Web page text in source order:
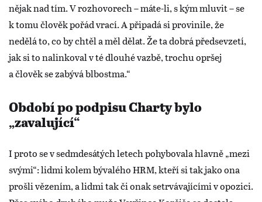
nějak nad tím. V rozhovorech – máte-li, s kým mluvit – se
k tomu člověk pořád vrací. A připadá si provinile, že
nedělá to, co by chtěl a měl dělat. Že ta dobrá předsevzetí,
jak si to nalinkoval v té dlouhé vazbě, trochu opršej
a člověk se zabývá blbostma.“
Období po podpisu Charty bylo
„zavalující“
I proto se v sedmdesátých letech pohybovala hlavně „mezi
svými“: lidmi kolem bývalého HRM, kteří si tak jako ona
prošli vězením, a lidmi tak či onak setrvávajícími v opozici.